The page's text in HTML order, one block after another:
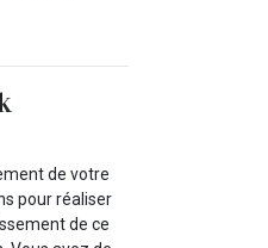
de votre
pour réaliser
de ce